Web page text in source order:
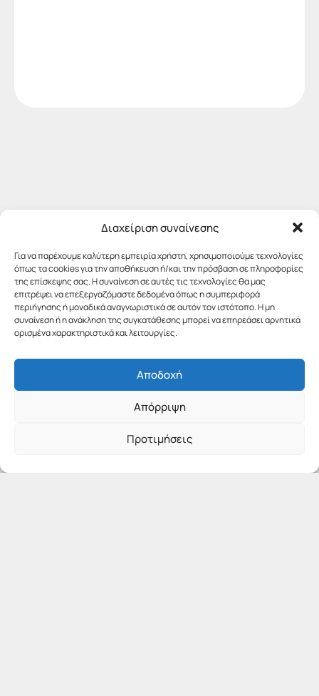
Διαχείριση συναίνεσης
Για να παρέχουμε καλύτερη εμπειρία χρήστη, χρησιμοποιούμε τεχνολογίες
όπως τα cookies για την αποθήκευση ή/και την πρόσβαση σε πληροφορίες
της επίσκεψης σας. Η συναίνεση σε αυτές τις τεχνολογίες θα μας
επιτρέψει να επεξεργαζόμαστε δεδομένα όπως η συμπεριφορά
περιήγησης ή μοναδικά αναγνωριστικά σε αυτόν τον ιστότοπο. Η μη
συναίνεση ή η ανάκληση της συγκατάθεσης μπορεί να επηρεάσει αρνητικά
ορισμένα χαρακτηριστικά και λειτουργίες.
Αποδοχή
Απόρριψη
Προτιμήσεις